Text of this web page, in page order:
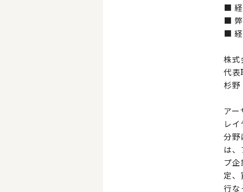
■ 経
■ 弊
■ 経
株式
代
杉
ア
レ
分野
は
プ
定
行な